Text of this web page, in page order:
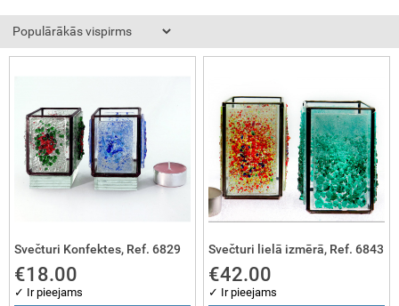
Svečturi Konfektes, Ref. 6829
€18.00
✓ Ir pieejams
Svečturi lielā izmērā, Ref. 6843
€42.00
✓ Ir pieejams
materiāli
mēslojumi
dāvanas
gleznas
drenāžai
maģija
folija